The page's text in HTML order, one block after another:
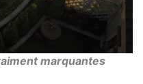
marquantes